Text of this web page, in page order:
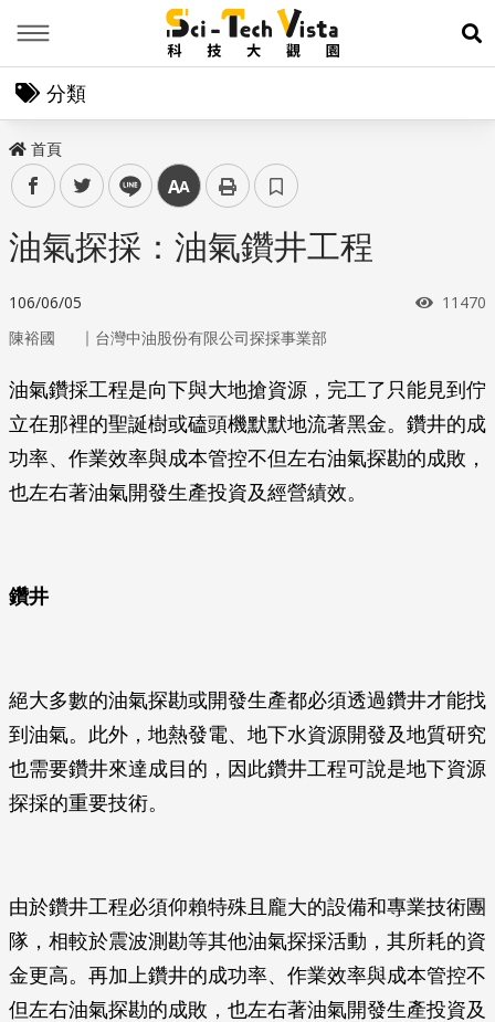
展
分類
首頁
facebooktwitter line 中
油氣探採：油氣鑽井工程
106/06/05 瀏覽次
11470
陳裕國 ｜ 台灣中油股份有限公司探採事業部
油氣鑽採工程是向下與大地搶資源，完工了只能見到佇
立在那裡的聖誕樹或磕頭機默默地流著黑金。鑽井的成
功率、作業效率與成本管控不但左右油氣探勘的成敗，
也左右著油氣開發生產投資及經營績效。
鑽井
絕大多數的油氣探勘或開發生產都必須透過鑽井才能找
到油氣。此外，地熱發電、地下水資源開發及地質研究
也需要鑽井來達成目的，因此鑽井工程可說是地下資源
探採的重要技術。
由於鑽井工程必須仰賴特殊且龐大的設備和專業技術團
隊，相較於震波測勘等其他油氣探採活動，其所耗的資
金更高。再加上鑽井的成功率、作業效率與成本管控不
但左右油氣探勘的成敗，也左右著油氣開發生產投資及